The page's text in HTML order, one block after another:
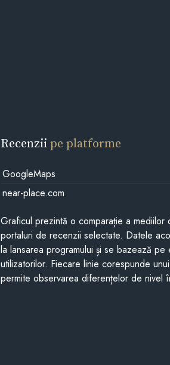
Recenziipe platforme
GoogleMaps
near-place.com
Graficul prezintă o comparație a mediilor
portaluri de recenzii selectate. Datele
la lansarea programului și se bazează pe
utilizatorilor. Fiecare linie corespunde
permite observarea diferențelor de nivel